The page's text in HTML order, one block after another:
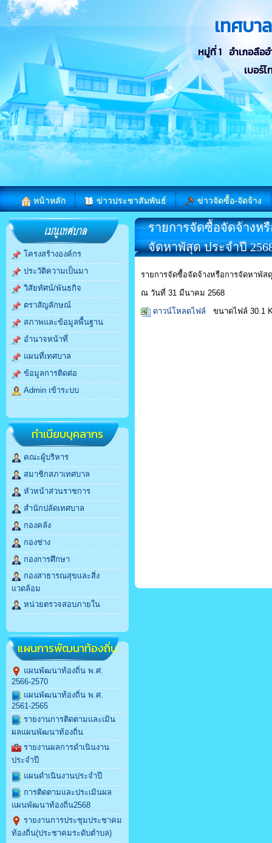
เทศบา
หมู่ที่ 1 อำเภอลืออ
เบอร์
หน้าหลัก ข่าวประชาสัมพันธ์ ข่าวจัดซื้อ-จัดจ้าง
โครงสร้างองค์กร
ประวัติความเป็นมา
วิสัยทัศน์/พันธกิจ
ตราสัญลักษณ์
สภาพและข้อมูลพื้นฐาน
อำนาจหน้าที่
แผนที่เทศบาล
ข้อมูลการติดต่อ
Admin เข้าระบบ
ทำเนียบบุคลากร
คณะผู้บริหาร
สมาชิกสภาเทศบาล
หัวหน้าส่วนราชการ
สำนักปลัดเทศบาล
กองคลัง
กองช่าง
กองการศึกษา
กองสาธารณสุขและสิ่ง
แวดล้อม
หน่วยตรวจสอบภายใน
แผนการพัฒนาท้องถิ่น
แผนพัฒนาท้องถิ่น พ.ศ.
2566-2570
แผนพัฒนาท้องถิ่น พ.ศ.
2561-2565
รายงานการติดตามและเมิน
ผลแผนพัฒนาท้องถิ่น
รายงานผลการดำเนินงาน
ประจำปี
แผนดำเนินงานประจำปี
การติดตามและประเมินผล
แผนพัฒนาท้องถิ่น2568
รายงานการประชุมประชาคม
ท้องถิ่น(ประชาคมระดับตำบล)
รายการจัดซื้อจัดจ้างห
จัดหาพัสุด ประจำปี
รายการจัดซื้อจัดจ้างหรือการจัดหาพั
ณ วันที่ 31 มีนาคม 2568
ดาวน์โหลดไฟล์
ขนาดไฟล์ 30.1